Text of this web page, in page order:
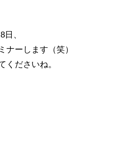
、
ナーします（笑）
くださいね。